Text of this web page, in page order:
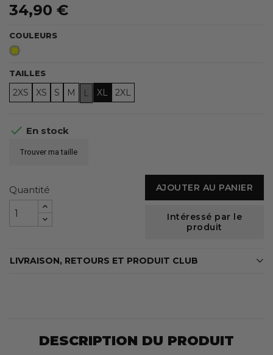
34,90 €
COULEURS
Jaune
TAILLES
2XS XS S M L XL 2XL
 En stock
Trouver ma taille
Quantité AJOUTER AU PANIER
Intéressé par le
produit
LIVRAISON, RETOURS ET PRODUIT CLUB
DESCRIPTION DU PRODUIT